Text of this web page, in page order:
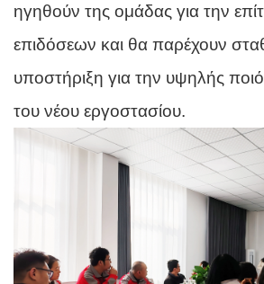
ηγηθούν της ομάδας για την
επιδόσεων και θα παρέχουν
υποστήριξη για την υψηλής
του νέου εργοστασίου.